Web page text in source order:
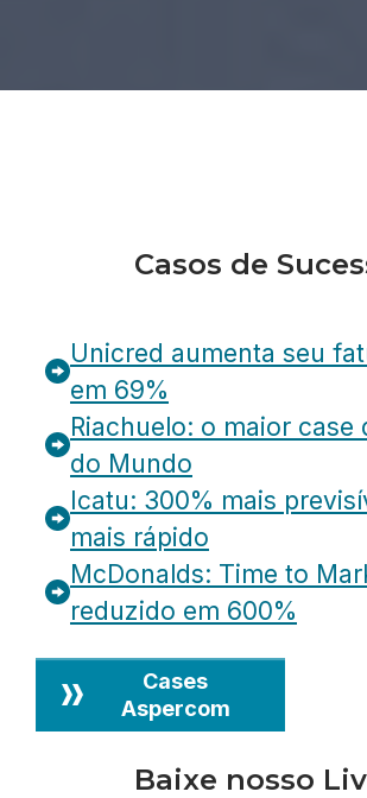
Casos de
Unicred aumenta seu
em 69%
Riachuelo: o maior case
do Mundo
Icatu: 300% mais
mais rápido
McDonalds: Time to
reduzido em 600%
Cases
Aspercom
Baixe nosso